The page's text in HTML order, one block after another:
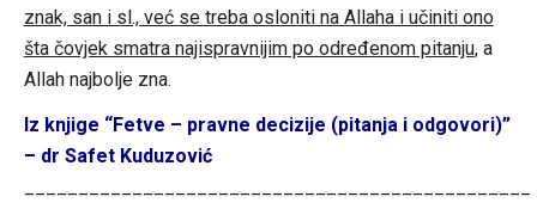
znak, san i sl., već se treba osloniti na Allaha i učiniti ono
šta čovjek smatra najispravnijim po određenom pitanju, a
Allah najbolje zna.
Iz knjige “Fetve – pravne decizije (pitanja i odgovori)”
– dr Safet Kuduzović